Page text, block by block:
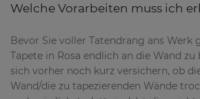
Welche Vorarbeiten muss ich
Bevor Sie voller Tatendrang ans Werk
Tapete in Rosa endlich an die Wand
sich vorher noch kurz versichern, ob
Wand/die zu tapezierenden Wände